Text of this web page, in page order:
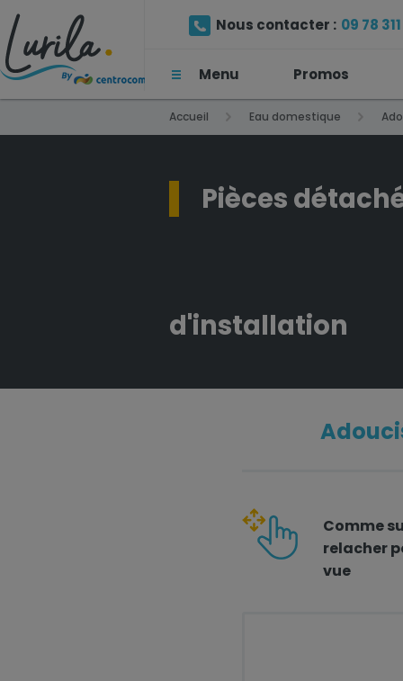
Nous contacter : 09 78 311
(Prix d'un appel local)
Menu Promos
Accueil Eau domestique
Pièces
d'installation
Comme
relacher
vue